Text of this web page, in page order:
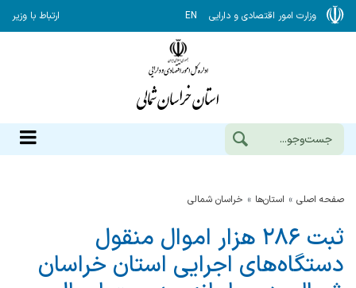
وزارت امور اقتصادی و دارایی EN ارتباط با وزیر
صفحه اصلی استان‌ها خراسان شمالي
ثبت ۲۸۶ هزار اموال منقول
دستگاه‌های اجرایی استان خراسان